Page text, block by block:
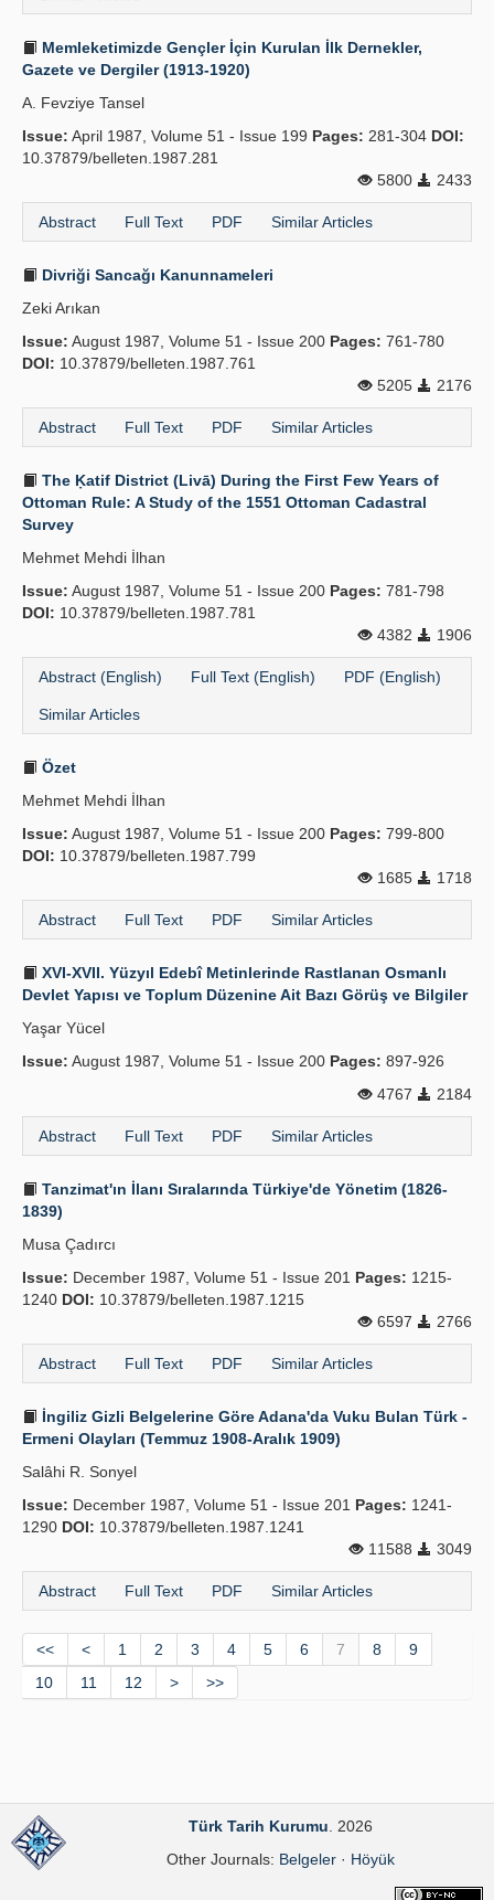
Memleketimizde Gençler İçin Kurulan İlk Dernekler,
Gazete ve Dergiler (1913-1920)
A. Fevziye Tansel
Issue: April 1987, Volume 51 - Issue 199 Pages: 281-304 DOI:
10.37879/belleten.1987.281
5800
2433
Abstract Full Text PDF Similar Articles
Divriği Sancağı Kanunnameleri
Zeki Arıkan
Issue: August 1987, Volume 51 - Issue 200 Pages: 761-780
DOI: 10.37879/belleten.1987.761
5205
2176
Abstract Full Text PDF Similar Articles
The Ḳatif District (Livā) During the First Few Years of
Ottoman Rule: A Study of the 1551 Ottoman Cadastral
Survey
Mehmet Mehdi İlhan
Issue: August 1987, Volume 51 - Issue 200 Pages: 781-798
DOI: 10.37879/belleten.1987.781
4382
1906
Abstract (English) Full Text (English) PDF (English)
Similar Articles
Özet
Mehmet Mehdi İlhan
Issue: August 1987, Volume 51 - Issue 200 Pages: 799-800
DOI: 10.37879/belleten.1987.799
1685
1718
Abstract Full Text PDF Similar Articles
XVI-XVII. Yüzyıl Edebî Metinlerinde Rastlanan Osmanlı
Devlet Yapısı ve Toplum Düzenine Ait Bazı Görüş ve Bilgiler
Yaşar Yücel
Issue: August 1987, Volume 51 - Issue 200 Pages: 897-926
4767
2184
Abstract Full Text PDF Similar Articles
Tanzimat'ın İlanı Sıralarında Türkiye'de Yönetim (1826-
1839)
Musa Çadırcı
Issue: December 1987, Volume 51 - Issue 201 Pages: 1215-
1240 DOI: 10.37879/belleten.1987.1215
6597
2766
Abstract Full Text PDF Similar Articles
İngiliz Gizli Belgelerine Göre Adana'da Vuku Bulan Türk -
Ermeni Olayları (Temmuz 1908-Aralık 1909)
Salâhi R. Sonyel
Issue: December 1987, Volume 51 - Issue 201 Pages: 1241-
1290 DOI: 10.37879/belleten.1987.1241
11588
3049
Abstract Full Text PDF Similar Articles
<< < 1 2 3 4 5 6 7 8
9
10
11 12 > >>
Türk Tarih Kurumu . 2026
Other Journals: Belgeler· Höyük